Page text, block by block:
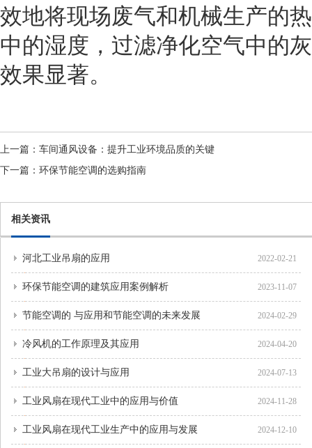
效地将现场废气和机械生产的
中的湿度，过滤净化空气中的
效果显著。
上一篇： 车间通风设备：提升工业环境品质的关键
下一篇： 环保节能空调的选购指南
相关资讯
河北工业吊扇的应用 2022-02-21
环保节能空调的建筑应用案例解析 2023-11-07
节能空调的 与应用和节能空调的未来发展 2024-02-29
冷风机的工作原理及其应用 2024-04-20
工业大吊扇的设计与应用 2024-07-13
工业风扇在现代工业中的应用与价值 2024-11-28
工业风扇在现代工业生产中的应用与发展 2024-12-10